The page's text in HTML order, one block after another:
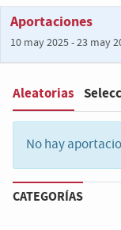
Aportaciones
10 may 2025 - 23 may
Filter:
Aleatorias
No hay
CATEGORÍAS